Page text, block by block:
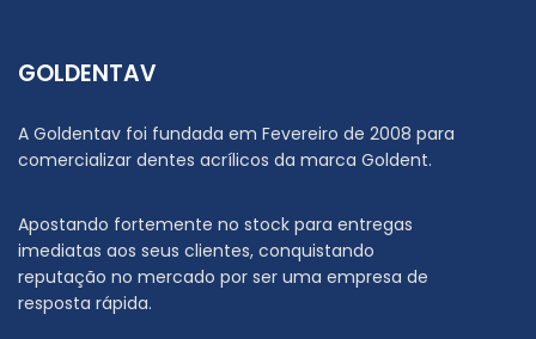
GOLDENTAV
A Goldentav foi fundada em Fevereiro de 2008 para
comercializar dentes acrílicos da marca Goldent.
Apostando fortemente no stock para entregas
imediatas aos seus clientes, conquistando
reputação no mercado por ser uma empresa de
resposta rápida.